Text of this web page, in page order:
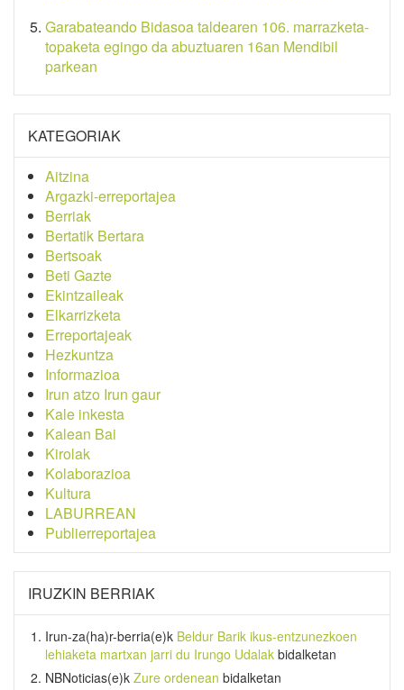
Garabateando Bidasoa taldearen 106. marrazketa-
topaketa egingo da abuztuaren 16an Mendibil
parkean
KATEGORIAK
Aitzina
Argazki-erreportajea
Berriak
Bertatik Bertara
Bertsoak
Beti Gazte
Ekintzaileak
Elkarrizketa
Erreportajeak
Hezkuntza
Informazioa
Irun atzo Irun gaur
Kale inkesta
Kalean Bai
Kirolak
Kolaborazioa
Kultura
LABURREAN
Publierreportajea
IRUZKIN BERRIAK
Irun-za(ha)r-berria(e)k Beldur Barik ikus-entzunezkoen
lehiaketa martxan jarri du Irungo Udalak bidalketan
NBNoticias(e)k Zure ordenean bidalketan